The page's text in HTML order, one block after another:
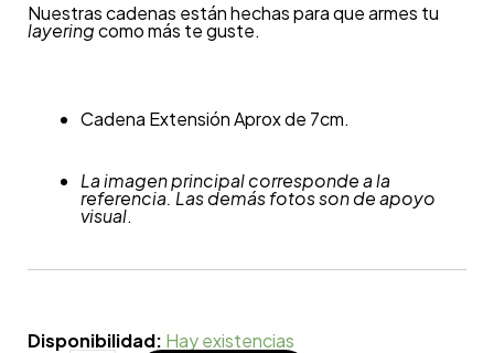
Nuestras cadenas están hechas para que armes tu
layeringcomo más te guste.
Cadena Extensión Aprox de 7cm.
La imagen principal corresponde a la
referencia. Las demás fotos son de apoyo
visual.
Disponibilidad: Hay existencias